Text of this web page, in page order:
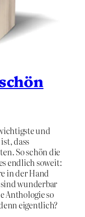
und
dass
So schön die
endlich soweit:
in der Hand
sind wunderbar
Anthologie so
eigentlich?